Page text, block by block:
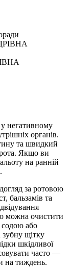
негативному
органів.
та швидкий
Якщо ви
на ранній
за ротовою
бальзамів та
можна очистити
або
щітку
шкідливої
часто —
на тиждень.